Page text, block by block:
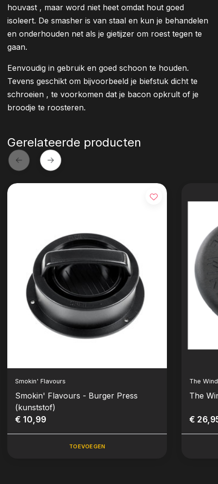
houvast , maar word niet heet omdat hout goed
isoleert. De smasher is van staal en kun je behandelen
en onderhouden net als je gietijzer om roest tegen te
gaan.
Eenvoudig in gebruik en goed schoon te houden.
Tevens geschikt om bijvoorbeeld je biefstuk dicht te
schroeien , te voorkomen dat je bacon opkrult of je
broodje te roosteren.
Gerelateerde producten
Smokin' Flavours
Smokin' Flavours - Burger Press
(kunststof)
€ 10,99
TOEVOEGEN
The
The
€